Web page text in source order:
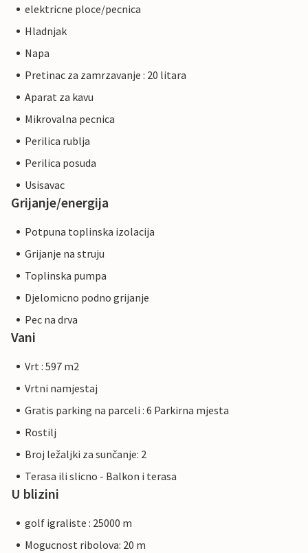
elektricne ploce/pecnica
Hladnjak
Napa
Pretinac za zamrzavanje : 20 litara
Aparat za kavu
Mikrovalna pecnica
Perilica rublja
Perilica posuda
Usisavac
Grijanje/energija
Potpuna toplinska izolacija
Grijanje na struju
Toplinska pumpa
Djelomicno podno grijanje
Pec na drva
Vani
Vrt : 597 m2
Vrtni namjestaj
Gratis parking na parceli : 6 Parkirna mjesta
Rostilj
Broj ležaljki za sunčanje: 2
Terasa ili slicno - Balkon i terasa
U blizini
golf igraliste : 25000 m
Mogucnost ribolova: 20 m